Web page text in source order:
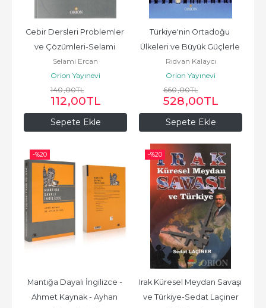
Sepete Ekle
Cebir Dersleri Problemler
ve Çözümleri-Selami
Ercan
Selami Ercan
Orion Yayınevi
140,00TL
112,00TL
Sepete Ekle
Türkiye'nin Ortadoğu
Ülkeleri ve Büyük Güçlerle
İlişkileri-Rıdvan Kalaycı
Rıdvan Kalaycı
Orion Yayınevi
660,00TL
528,00TL
-%20
Mantığa Dayalı İngilizce -
Ahmet Kaynak - Ayhan
-%20
Irak Küresel Meydan Savaşı
ve Türkiye-Sedat Laçiner